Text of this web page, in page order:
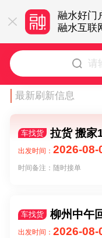
融水好门
融水互联
最新刷新信息
车找货
拉货 搬家
各地
出发时间：2026-08-
时间备注：随时接单
车找货
柳州中午
融水有货联系
出发时间：2026-08-